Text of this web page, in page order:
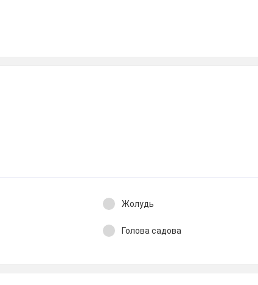
Жолудь
Голова садова